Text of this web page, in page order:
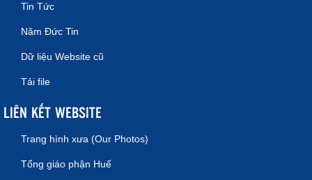
Tin Tức
Năm Đức Tin
Dữ liệu Website cũ
Tải file
LIÊN KẾT WEBSITE
Trang hình xưa (Our Photos)
Tổng giáo phận Huế